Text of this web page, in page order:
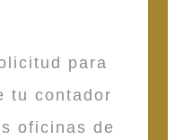
para
tu contador
oficinas de